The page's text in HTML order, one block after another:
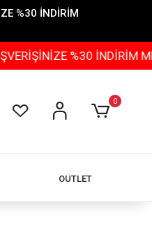
%30 İNDİRİM
%30 İNDİRİM
0
OUTLET